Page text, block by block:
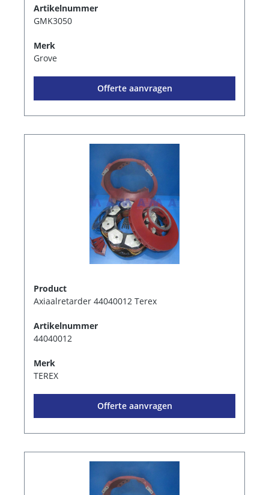
Artikelnummer
GMK3050
Merk
Grove
Offerte aanvragen
Product
Axiaalretarder 44040012 Terex
Artikelnummer
44040012
Merk
TEREX
Offerte aanvragen